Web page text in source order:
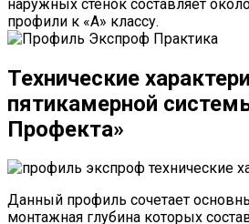
наружных стенок составляет
профили к «A» классу.
Технические
пятикамерной
Профекта»
Данный профиль сочетает
монтажная глубина которых